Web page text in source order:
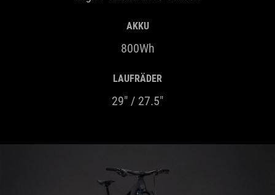
AKKU
800Wh
LAUFRÄDER
29" / 27.5"